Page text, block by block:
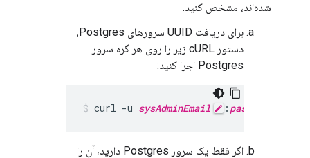
شده‌اند، مشخص کنید.
برای دریافت UUID سرورهای Postgres،
دستور cURL زیر را روی هر گره سرور
Postgres اجرا کنید:
curl -u sysAdminEmail : passWord
اگر فقط یک سرور Postgres دارید، آن را